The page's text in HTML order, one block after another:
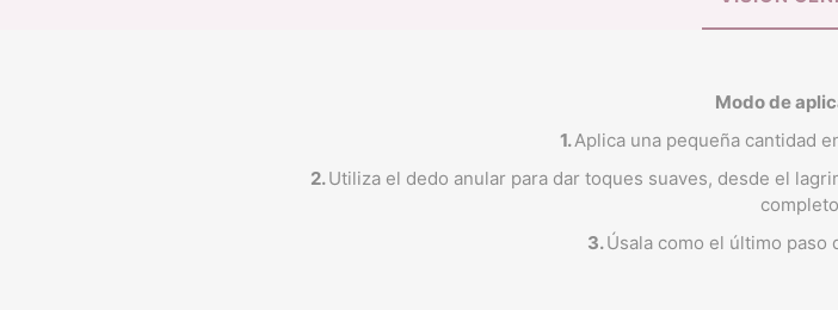
Modo de
1.Aplica una pequeña cantidad
2.Utiliza el dedo anular para dar toques suaves, desde el
3.Úsala como el último paso